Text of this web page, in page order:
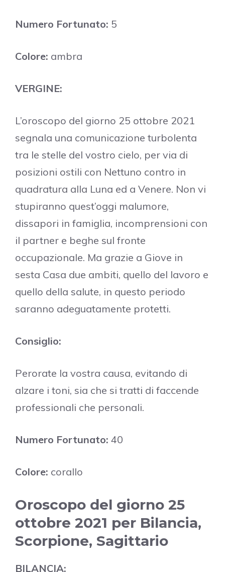
Numero Fortunato: 5
Colore: ambra
VERGINE:
L’oroscopo del giorno 25 ottobre 2021
segnala una comunicazione turbolenta
tra le stelle del vostro cielo, per via di
posizioni ostili con Nettuno contro in
quadratura alla Luna ed a Venere. Non vi
stupiranno quest’oggi malumore,
dissapori in famiglia, incomprensioni con
il partner e beghe sul fronte
occupazionale. Ma grazie a Giove in
sesta Casa due ambiti, quello del lavoro e
quello della salute, in questo periodo
saranno adeguatamente protetti.
Consiglio:
Perorate la vostra causa, evitando di
alzare i toni, sia che si tratti di faccende
professionali che personali.
Numero Fortunato: 40
Colore: corallo
Oroscopo del giorno 25
ottobre 2021 per Bilancia,
Scorpione, Sagittario
BILANCIA: